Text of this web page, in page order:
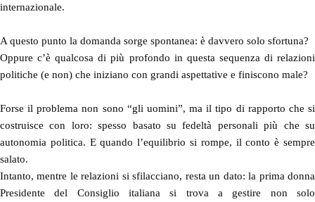
internazionale.
A questo punto la domanda sorge spontanea: è davvero solo sfortuna?
Oppure c’è qualcosa di più profondo in questa sequenza di relazioni
politiche (e non) che iniziano con grandi aspettative e finiscono male?
Forse il problema non sono “gli uomini”, ma il tipo di rapporto che si
costruisce con loro: spesso basato su fedeltà personali più che su
autonomia politica. E quando l’equilibrio si rompe, il conto è sempre
salato.
Intanto, mentre le relazioni si sfilacciano, resta un dato: la prima donna
Presidente del Consiglio italiana si trova a gestire non solo